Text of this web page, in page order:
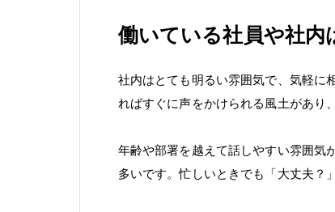
働いている社員や社内
社内はとても明るい雰囲気で、気軽に
ればすぐに声をかけられる風土があり
年齢や部署を越えて話しやすい雰囲気
多いです。忙しいときでも「大丈夫？